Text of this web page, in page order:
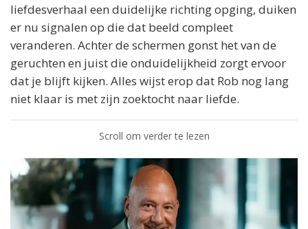
liefdesverhaal een duidelijke richting opging, duiken
er nu signalen op die dat beeld compleet
veranderen. Achter de schermen gonst het van de
geruchten en juist die onduidelijkheid zorgt ervoor
dat je blijft kijken. Alles wijst erop dat Rob nog lang
niet klaar is met zijn zoektocht naar liefde.
Scroll om verder te lezen